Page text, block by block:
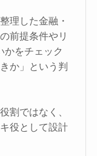
理した金融・
前提条件やリ
かをチェック
か」という判
割ではなく、
役として設計